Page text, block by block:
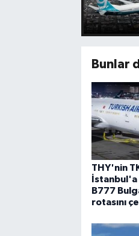
Bunlar
THY'nin
B777
rotasını